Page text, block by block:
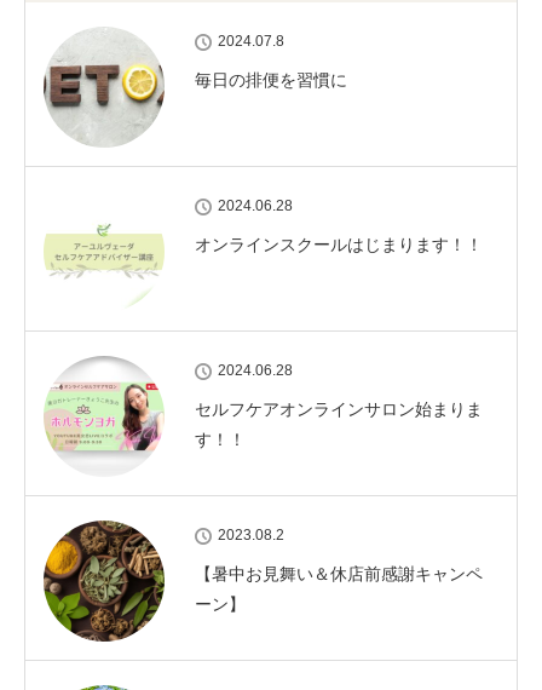
2024.07.8
毎日の排便を習慣に
2024.06.28
オンラインスクールはじまります！！
2024.06.28
セルフケアオンラインサロン始まりま
す！！
2023.08.2
【暑中お見舞い＆休店前感謝キャンペ
ーン】